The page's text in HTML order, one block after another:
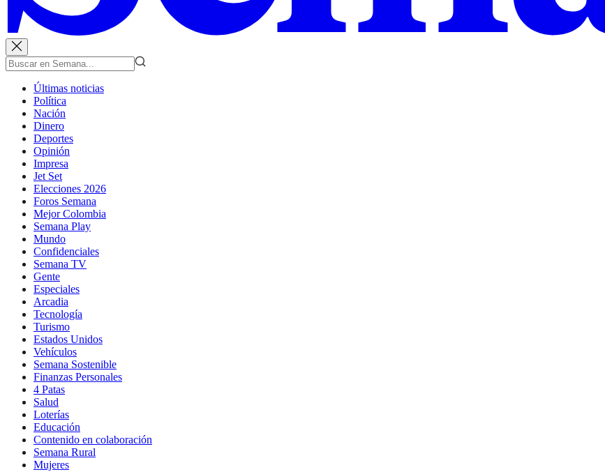
Últimas noticias
Política
Nación
Dinero
Deportes
Opinión
Impresa
Jet Set
Elecciones 2026
Foros Semana
Mejor Colombia
Semana Play
Mundo
Confidenciales
Semana TV
Gente
Especiales
Arcadia
Tecnología
Turismo
Estados Unidos
Vehículos
Semana Sostenible
Finanzas Personales
4 Patas
Salud
Loterías
Educación
Contenido en colaboración
Semana Rural
Mujeres